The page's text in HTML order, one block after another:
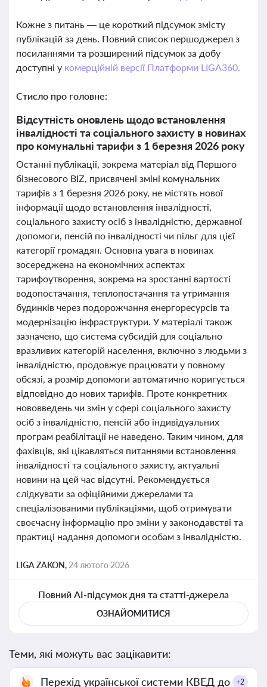
Кожне з питань — це короткий підсумок змісту
публікацій за день. Повний список першоджерел з
посиланнями та розширений підсумок за добу
доступні у комерційній версії Платформи LIGA360.
Стисло про головне:
Відсутність оновлень щодо встановлення
інвалідності та соціального захисту в новинах
про комунальні тарифи з 1 березня 2026 року
Останні публікації, зокрема матеріал від Першого
бізнесового BIZ, присвячені зміні комунальних
тарифів з 1 березня 2026 року, не містять нової
інформації щодо встановлення інвалідності,
соціального захисту осіб з інвалідністю, державної
допомоги, пенсій по інвалідності чи пільг для цієї
категорії громадян. Основна увага в новинах
зосереджена на економічних аспектах
тарифоутворення, зокрема на зростанні вартості
водопостачання, теплопостачання та утримання
будинків через подорожчання енергоресурсів та
модернізацію інфраструктури. У матеріалі також
зазначено, що система субсидій для соціально
вразливих категорій населення, включно з людьми з
інвалідністю, продовжує працювати у повному
обсязі, а розмір допомоги автоматично коригується
відповідно до нових тарифів. Проте конкретних
нововведень чи змін у сфері соціального захисту
осіб з інвалідністю, пенсій або індивідуальних
програм реабілітації не наведено. Таким чином, для
фахівців, які цікавляться питаннями встановлення
інвалідності та соціального захисту, актуальні
новини на цей час відсутні. Рекомендується
слідкувати за офіційними джерелами та
спеціалізованими публікаціями, щоб отримувати
своєчасну інформацію про зміни у законодавстві та
практиці надання допомоги особам з інвалідністю.
LIGA ZAKON, 24 лютого 2026
Повний AI-підсумок дня та статті-джерела
ОЗНАЙОМИТИСЯ
Теми, які можуть вас зацікавити:
Перехід української системи КВЕД до +2